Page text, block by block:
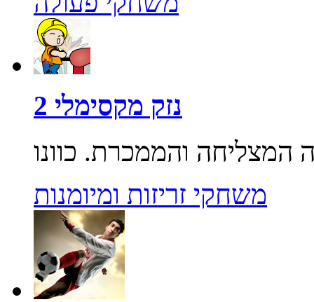
נזק מקסימלי 2
משחקי זריזות ומיומנות